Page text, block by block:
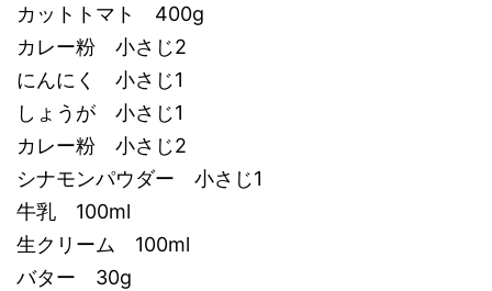
カットトマト 400g
カレー粉 小さじ2
にんにく 小さじ1
しょうが 小さじ1
カレー粉 小さじ2
シナモンパウダー 小さじ1
牛乳 100ml
生クリーム 100ml
バター 30g